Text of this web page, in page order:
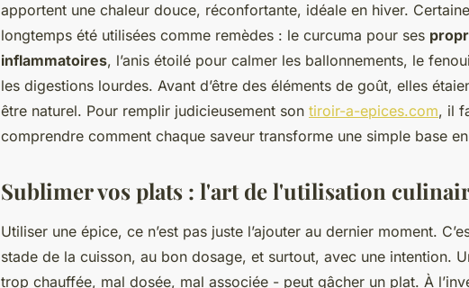
apportent une chaleur douce, réconfortante, idéale en hiver.
longtemps été utilisées comme remèdes : le curcuma pour ses
inflammatoires, l’anis étoilé pour calmer les ballonnements, le
les digestions lourdes. Avant d’être des éléments de goût, elles
être naturel. Pour remplir judicieusement son tiroir-a-epices.com, il
comprendre comment chaque saveur transforme une simple base
Sublimer vos plats : l'art de l'utilisation
Utiliser une épice, ce n’est pas juste l’ajouter au dernier moment.
stade de la cuisson, au bon dosage, et surtout, avec une intention.
trop chauffée, mal dosée, mal associée - peut gâcher un plat. À